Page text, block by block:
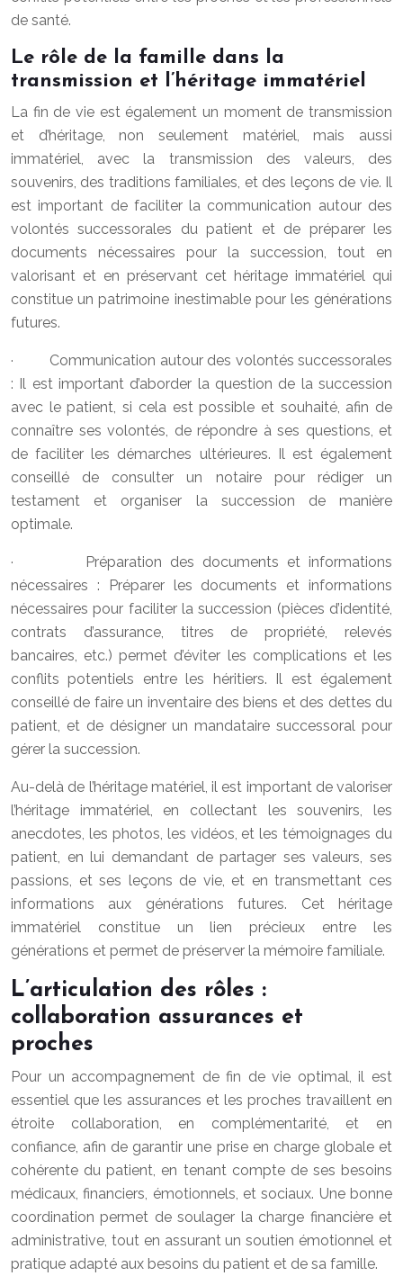
de santé.
Le rôle de la famille dans la
transmission et l’héritage immatériel
La fin de vie est également un moment de transmission
et d’héritage, non seulement matériel, mais aussi
immatériel, avec la transmission des valeurs, des
souvenirs, des traditions familiales, et des leçons de vie. Il
est important de faciliter la communication autour des
volontés successorales du patient et de préparer les
documents nécessaires pour la succession, tout en
valorisant et en préservant cet héritage immatériel qui
constitue un patrimoine inestimable pour les générations
futures.
· Communication autour des volontés successorales
: Il est important d’aborder la question de la succession
avec le patient, si cela est possible et souhaité, afin de
connaître ses volontés, de répondre à ses questions, et
de faciliter les démarches ultérieures. Il est également
conseillé de consulter un notaire pour rédiger un
testament et organiser la succession de manière
optimale.
· Préparation des documents et informations
nécessaires : Préparer les documents et informations
nécessaires pour faciliter la succession (pièces d’identité,
contrats d’assurance, titres de propriété, relevés
bancaires, etc.) permet d’éviter les complications et les
conflits potentiels entre les héritiers. Il est également
conseillé de faire un inventaire des biens et des dettes du
patient, et de désigner un mandataire successoral pour
gérer la succession.
Au-delà de l’héritage matériel, il est important de valoriser
l’héritage immatériel, en collectant les souvenirs, les
anecdotes, les photos, les vidéos, et les témoignages du
patient, en lui demandant de partager ses valeurs, ses
passions, et ses leçons de vie, et en transmettant ces
informations aux générations futures. Cet héritage
immatériel constitue un lien précieux entre les
générations et permet de préserver la mémoire familiale.
L’articulation des rôles :
collaboration assurances et
proches
Pour un accompagnement de fin de vie optimal, il est
essentiel que les assurances et les proches travaillent en
étroite collaboration, en complémentarité, et en
confiance, afin de garantir une prise en charge globale et
cohérente du patient, en tenant compte de ses besoins
médicaux, financiers, émotionnels, et sociaux. Une bonne
coordination permet de soulager la charge financière et
administrative, tout en assurant un soutien émotionnel et
pratique adapté aux besoins du patient et de sa famille.